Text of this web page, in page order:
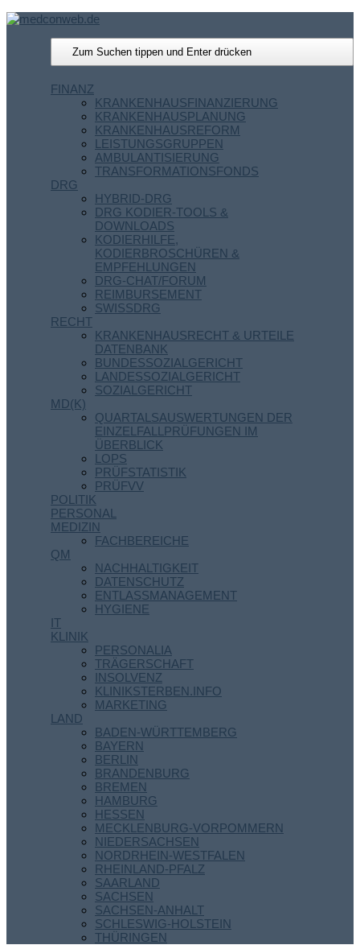
FINANZ
KRANKENHAUSFINANZIERUNG
KRANKENHAUSPLANUNG
KRANKENHAUSREFORM
LEISTUNGSGRUPPEN
AMBULANTISIERUNG
TRANSFORMATIONSFONDS
DRG
HYBRID-DRG
DRG KODIER-TOOLS &
DOWNLOADS
KODIERHILFE,
KODIERBROSCHÜREN &
EMPFEHLUNGEN
DRG-CHAT/FORUM
REIMBURSEMENT
SWISSDRG
RECHT
KRANKENHAUSRECHT & URTEILE
DATENBANK
BUNDESSOZIALGERICHT
LANDESSOZIALGERICHT
SOZIALGERICHT
MD(K)
QUARTALSAUSWERTUNGEN DER
EINZELFALLPRÜFUNGEN IM
ÜBERBLICK
LOPS
PRÜFSTATISTIK
PRÜFVV
POLITIK
PERSONAL
MEDIZIN
FACHBEREICHE
QM
NACHHALTIGKEIT
DATENSCHUTZ
ENTLASSMANAGEMENT
HYGIENE
IT
KLINIK
PERSONALIA
TRÄGERSCHAFT
INSOLVENZ
KLINIKSTERBEN.INFO
MARKETING
LAND
BADEN-WÜRTTEMBERG
BAYERN
BERLIN
BRANDENBURG
BREMEN
HAMBURG
HESSEN
MECKLENBURG-VORPOMMERN
NIEDERSACHSEN
NORDRHEIN-WESTFALEN
RHEINLAND-PFALZ
SAARLAND
SACHSEN
SACHSEN-ANHALT
SCHLESWIG-HOLSTEIN
THÜRINGEN